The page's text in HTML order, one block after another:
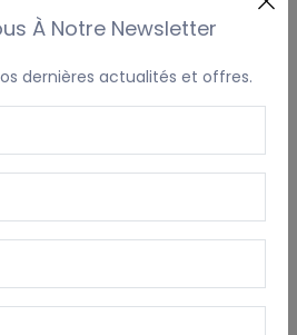
est gravée au dos avec le texte, le
pour les amateurs de
pour la
(effet brûlé dans le bois)
gravés directement
toujours un
avant la production
À Notre Newsletter
dernières actualités et offres.